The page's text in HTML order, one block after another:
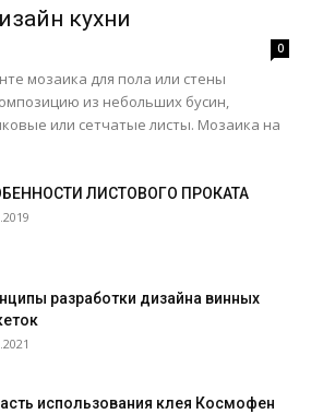
кухни
0
мозаика для пола или стены
из небольших бусин,
или сетчатые листы. Мозаика на
ЛИСТОВОГО ПРОКАТА
разработки дизайна винных
использования клея Космофен